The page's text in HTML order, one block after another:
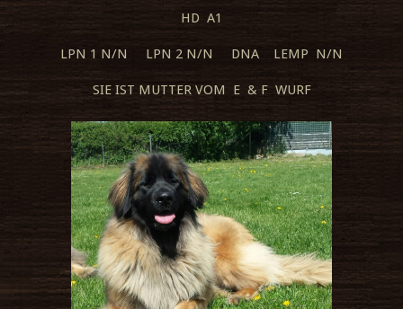
HD A1
LPN 1 N/N LPN 2 N/N DNA LEMP N/N
SIE IST MUTTER VOM E & F WURF